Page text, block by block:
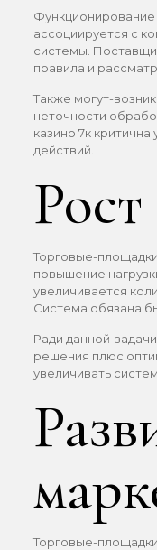
ассоциируется с
системы.
правила и
Также могут-
неточности
казино 7к
действий.
Торговые-
повышение
увеличивается
Система обязана
Ради данной-
решения плюс
увеличивать
Торговые-